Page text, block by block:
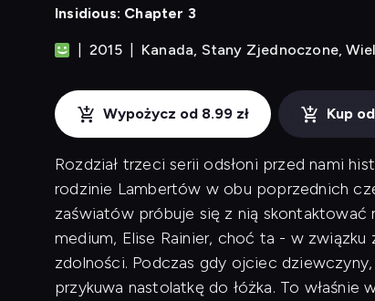
Insidious: Chapter 3
2015 Kanada, Stany Zjednoczone,
Wypożycz od 8.99 zł Kup
Rozdział trzeci serii odsłoni przed nami
rodzinie Lambertów w obu poprzednich
zaświatów próbuje się z nią
medium, Elise Rainier, choć ta - w
zdolności. Podczas gdy ojciec
przykuwa nastolatkę do łóżka. To właśnie